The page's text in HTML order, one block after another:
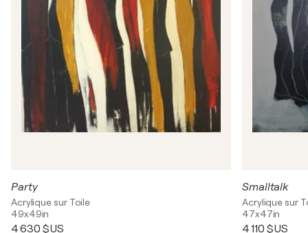
Party
Acrylique sur Toile
49x49in
4 630 $US
Smalltalk
Acrylique sur
47x47in
4 110 $US